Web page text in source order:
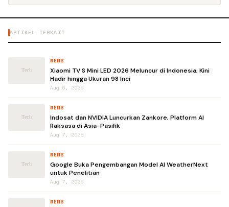
ARTIKEL TERKAIT
NEWS
Xiaomi TV S Mini LED 2026 Meluncur di Indonesia, Kini
Hadir hingga Ukuran 98 Inci
Aug 6, 2026
NEWS
Indosat dan NVIDIA Luncurkan Zankore, Platform AI
Raksasa di Asia-Pasifik
Aug 7, 2026
NEWS
Google Buka Pengembangan Model AI WeatherNext
untuk Penelitian
Aug 7, 2026
NEWS